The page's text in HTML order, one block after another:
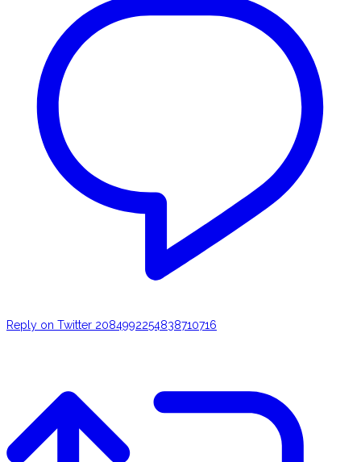
Reply on Twitter 2084992254838710716